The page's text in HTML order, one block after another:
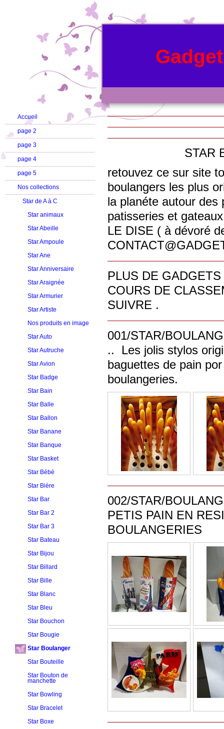
Accueil
page 2
page 3
page 4
page 5
Nos collections
Star de A à C
Star animaux
Star Abeille
Star Ampoule
Star Ane
Star Anniversaire
Star Araignée
Star Armurier
Star Artiste
Nos produits en image
Star Auto
Star Autruche
Star Avion
Star Badge
Star Bain
Star Balle
Star Ballon
Star Banane
Star Banque
Star Basket
Star Bébé
Star Bière
Star Bar
Star Bar 2
Star Bar 3
Star Bateau
Star Bijou
Star Billard
Star Bille
Star Blanc
Star Bleu
Star Bouchon
Star Bougie
Star Boulanger
Star Bouteille
Star Bouton de
manchette
Star Bowling
Star Bracelet
Star Boxe
STAR
retouvez ce sur site
boulangers les plus
la planéte autour des
patisseries et
LE DISE ( à dévoré
PLUS DE
COURS DE
SUIVRE .
001/STAR/
.. Les jolis stylos
baguettes de pain
boulangeries.
002/STAR/
PETIS PAIN EN
BOULANGERIES